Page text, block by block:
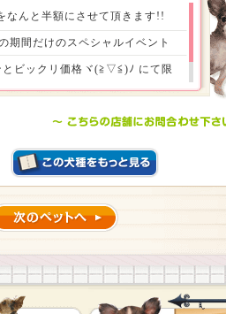
なんと半額にさせて頂きます!!
期間だけのスペシャルイベント
とビックリ価格ヾ(≧▽≦)ﾉ にて限